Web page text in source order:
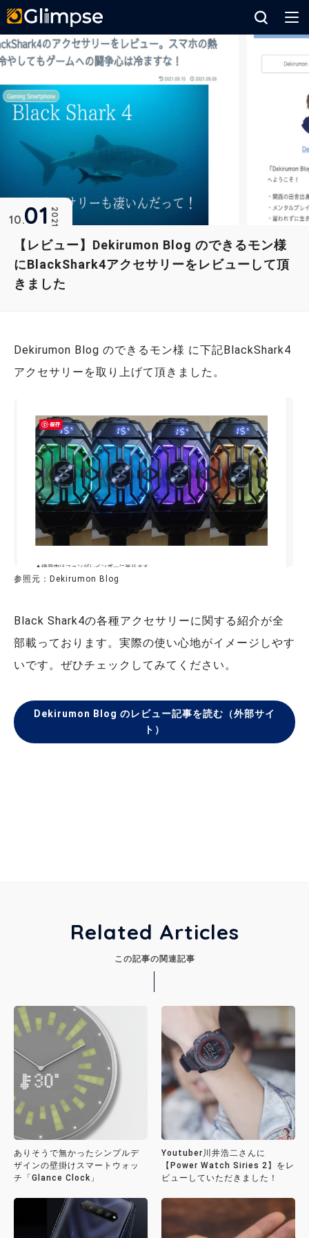
【レビュー】Dekirumon Blog のできるモン様
にBlackShark4アクセサリーをレビューして頂
きました
2021
10 01
Dekirumon Blog のできるモン様 に下記BlackShark4
アクセサリーを取り上げて頂きました。
参照元：Dekirumon Blog
Black Shark4の各種アクセサリーに関する紹介が全
部載っております。実際の使い心地がイメージしやす
いです。ぜひチェックしてみてください。
Dekirumon Blog のレビュー記事を読む（外部サイ
ト）
Related Articles
この記事の関連記事
ありそうで無かったシンプルデ
ザインの壁掛けスマートウォッ
チ「Glance Clock」
Youtuber川井浩二さんに
【Power Watch Siries 2】をレ
ビューしていただきました！